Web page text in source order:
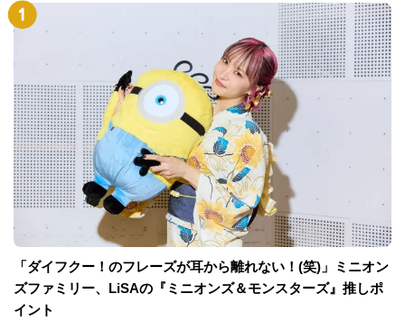
「ダイフクー！のフレーズが耳から離れない！(笑)」ミニオン
ズファミリー、LiSAの『ミニオンズ＆モンスターズ』推しポ
イント